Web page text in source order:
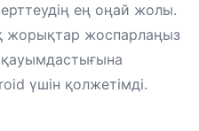
ең оңай жолы.
жорықтар жоспарлаңыз
үшін қолжетімді.